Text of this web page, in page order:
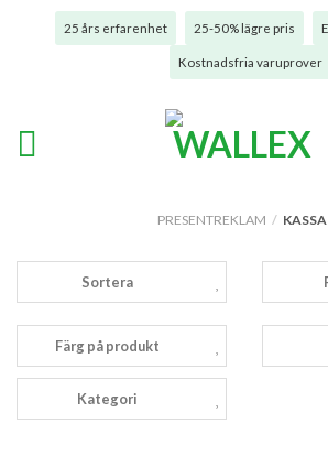
25 års erfarenhet 25-50% lägre pris
Kostnadsfria varuprover
PRESENTREKLAM /
Sortera
Färg på produkt
Kategori